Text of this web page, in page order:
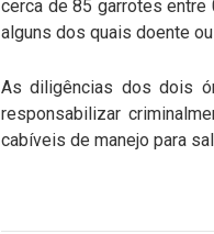
cerca de 85 garrotes entre
alguns dos quais doente
As diligências dos dois
responsabilizar
cabíveis de manejo para